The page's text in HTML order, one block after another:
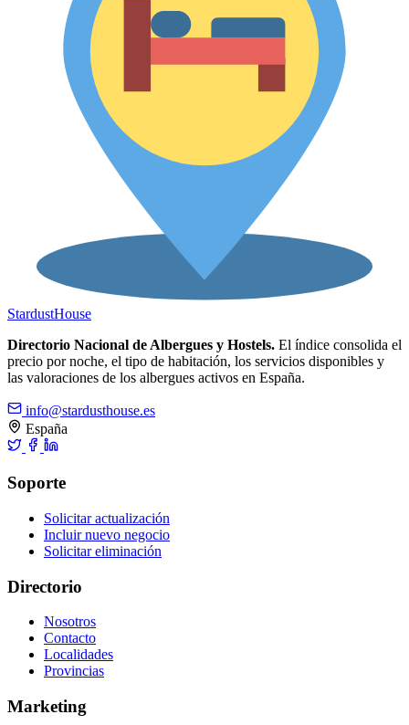
StardustHouse
Directorio Nacional de Albergues y Hostels. El índice consolida el
precio por noche, el tipo de habitación, los servicios disponibles y
las valoraciones de los albergues activos en España.
info@stardusthouse.es
España
Soporte
Solicitar actualización
Incluir nuevo negocio
Solicitar eliminación
Directorio
Nosotros
Contacto
Localidades
Provincias
Marketing